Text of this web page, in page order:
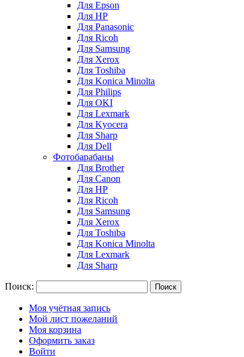
Для Epson
Для HP
Для Panasonic
Для Ricoh
Для Samsung
Для Xerox
Для Toshiba
Для Konica Minolta
Для Philips
Для OKI
Для Lexmark
Для Kyocera
Для Sharp
Для Dell
Фотобарабаны
Для Brother
Для Canon
Для HP
Для Ricoh
Для Samsung
Для Xerox
Для Toshiba
Для Konica Minolta
Для Lexmark
Для Sharp
Поиск: Поиск
Моя учётная запись
Мой лист пожеланий
Моя корзина
Оформить заказ
Войти